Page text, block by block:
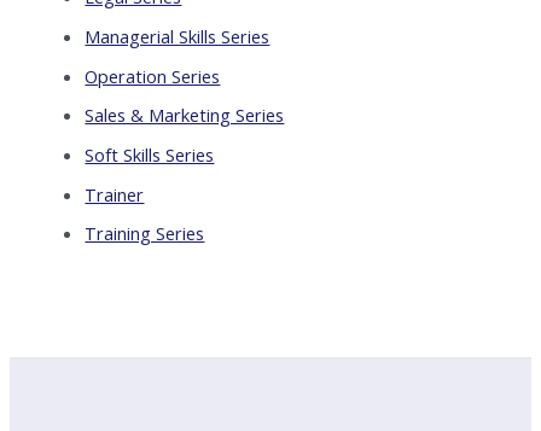
Managerial Skills Series
Operation Series
Sales & Marketing Series
Soft Skills Series
Trainer
Training Series